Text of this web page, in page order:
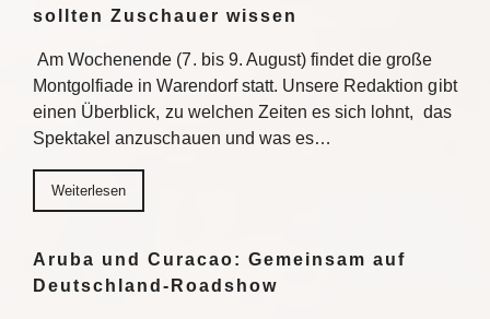
sollten Zuschauer wissen
Am Wochenende (7. bis 9. August) findet die große
Montgolfiade in Warendorf statt. Unsere Redaktion gibt
einen Überblick, zu welchen Zeiten es sich lohnt, das
Spektakel anzuschauen und was es…
Weiterlesen
Aruba und Curacao: Gemeinsam auf
Deutschland-Roadshow